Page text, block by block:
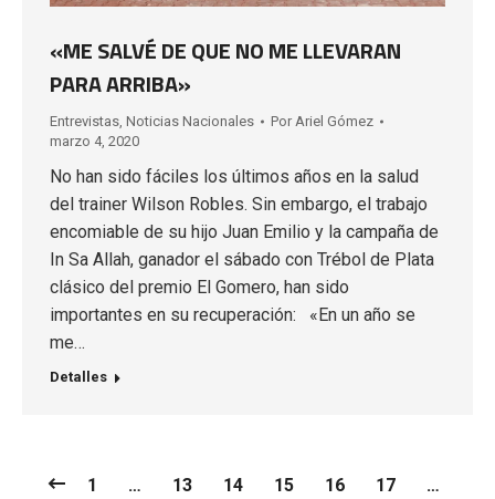
«ME SALVÉ DE QUE NO ME LLEVARAN
PARA ARRIBA»
Entrevistas Noticias Nacionales Por Ariel Gómez
marzo 4, 2020
No han sido fáciles los últimos años en la salud
del trainer Wilson Robles. Sin embargo, el trabajo
encomiable de su hijo Juan Emilio y la campaña de
In Sa Allah, ganador el sábado con Trébol de Plata
clásico del premio El Gomero, han sido
importantes en su recuperación: «En un año se
me…
Detalles
1 … 13 14 15 16 17 …